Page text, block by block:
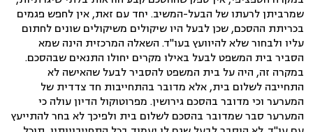
שמרביתן לרעתו של הבעל-המשיב. יחד עם זאת, אין לחפש פגמים
בכריתת ההסכם, שכן לבעל היו שיקולים משיקולים שונים לחתום
עליו ולבחור שלא להיוועץ בעו"ד. השאלה המרכזית הינה שמא
הסביר בית המשפט לבעל באילו מקרים יחולו התנאים שבהסכם.
במקרה זה, היה על בית המשפט להסביר לבעל שהאישה לא
התחייבה לשלום בית, אלא מדובר בהתחייבות חד צדדית של
המערער וכי מדובר בהסכם גירושין. מפרוטוקול הדיון עולה כי
המערער סבר שמדובר בהסכם לשלום בית ולפיכך לא בחר להתייעץ